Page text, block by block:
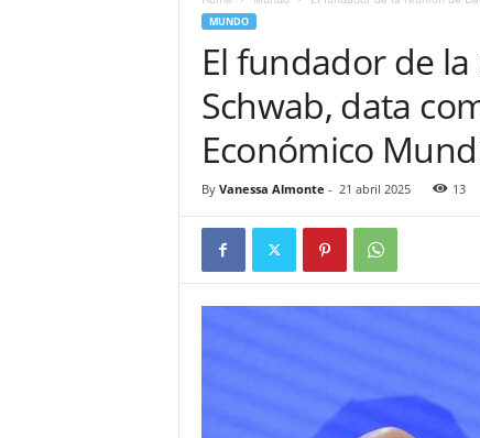
MUNDO
El fundador de
Schwab, data
Económico
By Vanessa Almonte - 21 abril 2025 13